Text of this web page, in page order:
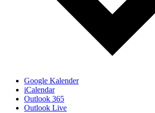
Google Kalender
iCalendar
Outlook 365
Outlook Live